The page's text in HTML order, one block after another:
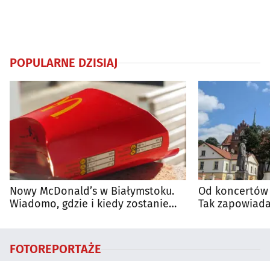
POPULARNE DZISIAJ
Nowy McDonald’s w Białymstoku.
Wiadomo, gdzie i kiedy zostanie
Od
Tak
FOTOREPORTAŻE